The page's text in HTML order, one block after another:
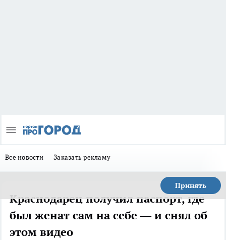
Все новости Заказать рекламу
Принять
Краснодарец получил паспорт, где
был женат сам на себе — и снял об
этом видео